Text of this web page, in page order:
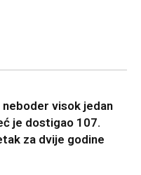
visok jedan
je dostigao 107.
za dvije godine